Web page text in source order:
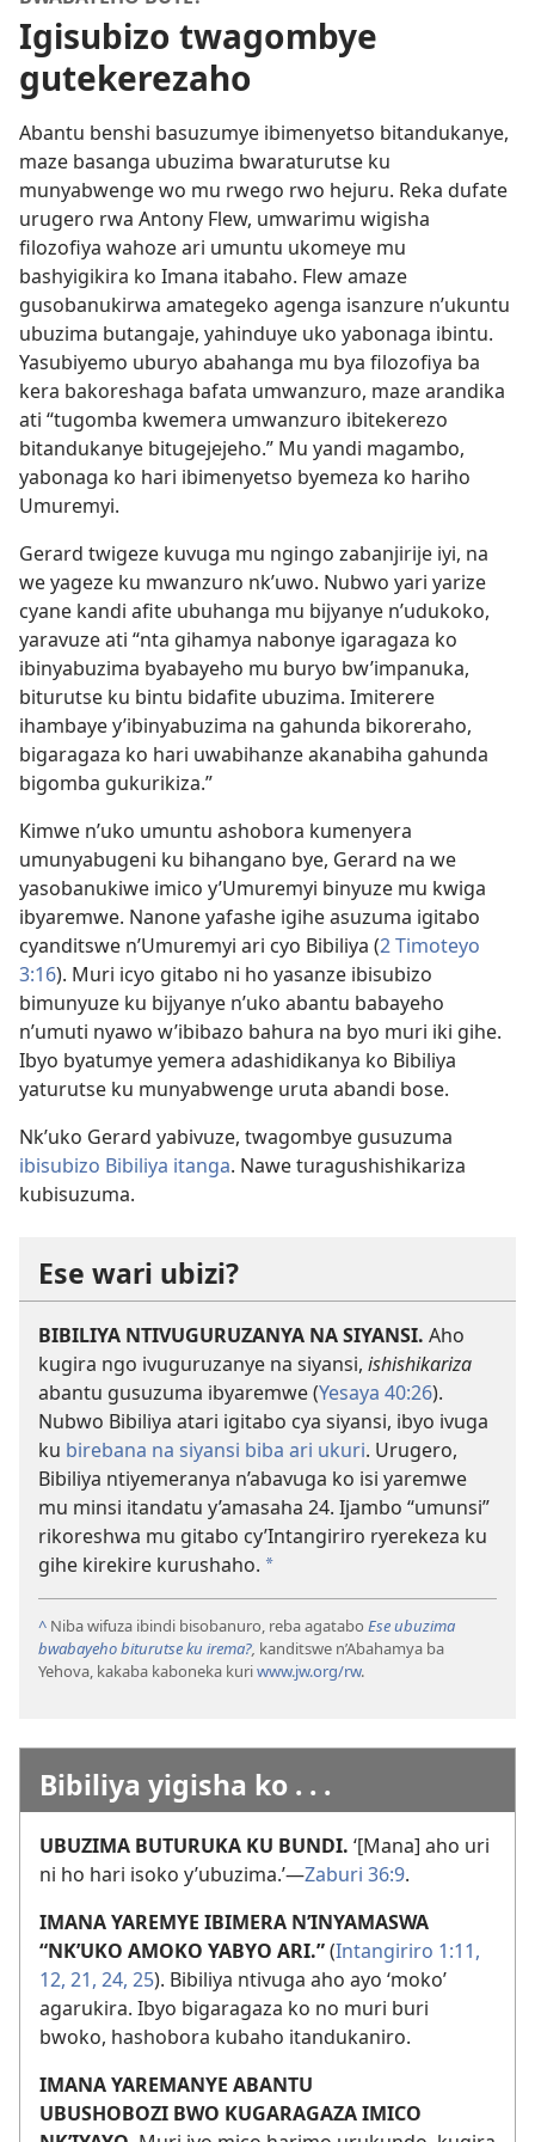
Igisubizo twagombye
gutekerezaho
Abantu benshi basuzumye ibimenyetso bitandukanye,
maze basanga ubuzima bwaraturutse ku
munyabwenge wo mu rwego rwo hejuru. Reka dufate
urugero rwa Antony Flew, umwarimu wigisha
filozofiya wahoze ari umuntu ukomeye mu
bashyigikira ko Imana itabaho. Flew amaze
gusobanukirwa amategeko agenga isanzure n’ukuntu
ubuzima butangaje, yahinduye uko yabonaga ibintu.
Yasubiyemo uburyo abahanga mu bya filozofiya ba
kera bakoreshaga bafata umwanzuro, maze arandika
ati “tugomba kwemera umwanzuro ibitekerezo
bitandukanye bitugejejeho.” Mu yandi magambo,
yabonaga ko hari ibimenyetso byemeza ko hariho
Umuremyi.
Gerard twigeze kuvuga mu ngingo zabanjirije iyi, na
we yageze ku mwanzuro nk’uwo. Nubwo yari yarize
cyane kandi afite ubuhanga mu bijyanye n’udukoko,
yaravuze ati “nta gihamya nabonye igaragaza ko
ibinyabuzima byabayeho mu buryo bw’impanuka,
biturutse ku bintu bidafite ubuzima. Imiterere
ihambaye y’ibinyabuzima na gahunda bikoreraho,
bigaragaza ko hari uwabihanze akanabiha gahunda
bigomba gukurikiza.”
Kimwe n’uko umuntu ashobora kumenyera
umunyabugeni ku bihangano bye, Gerard na we
yasobanukiwe imico y’Umuremyi binyuze mu kwiga
ibyaremwe. Nanone yafashe igihe asuzuma igitabo
cyanditswe n’Umuremyi ari cyo Bibiliya (2 Timoteyo
3:16). Muri icyo gitabo ni ho yasanze ibisubizo
bimunyuze ku bijyanye n’uko abantu babayeho
n’umuti nyawo w’ibibazo bahura na byo muri iki gihe.
Ibyo byatumye yemera adashidikanya ko Bibiliya
yaturutse ku munyabwenge uruta abandi bose.
Nk’uko Gerard yabivuze, twagombye gusuzuma
ibisubizo Bibiliya itanga. Nawe turagushishikariza
kubisuzuma.
Ese wari ubizi?
BIBILIYA NTIVUGURUZANYA NA SIYANSI. Aho
kugira ngo ivuguruzanye na siyansi, ishishikariza
abantu gusuzuma ibyaremwe (Yesaya 40:26).
Nubwo Bibiliya atari igitabo cya siyansi, ibyo ivuga
ku birebana na siyansi biba ari ukuri. Urugero,
Bibiliya ntiyemeranya n’abavuga ko isi yaremwe
mu minsi itandatu y’amasaha 24. Ijambo “umunsi”
rikoreshwa mu gitabo cy’Intangiriro ryerekeza ku
gihe kirekire kurushaho. *
^ Niba wifuza ibindi bisobanuro, reba agatabo Ese ubuzima
bwabayeho biturutse ku irema?, kanditswe n’Abahamya ba
Yehova, kakaba kaboneka kuriwww.jw.org/rw.
Bibiliya yigisha ko . . .
UBUZIMA BUTURUKA KU BUNDI. ‘[Mana] aho uri
ni ho hari isoko y’ubuzima.’​—Zaburi 36:9.
IMANA YAREMYE IBIMERA N’INYAMASWA
“NK’UKO AMOKO YABYO ARI.”(Intangiriro 1:11,
12, 21, 24, 25). Bibiliya ntivuga aho ayo ‘moko’
agarukira. Ibyo bigaragaza ko no muri buri
bwoko, hashobora kubaho itandukaniro.
IMANA YAREMANYE ABANTU
UBUSHOBOZI BWO KUGARAGAZA IMICO